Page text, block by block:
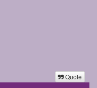
Quote